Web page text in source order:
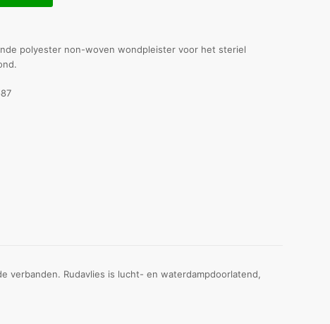
polyester non-woven wondpleister voor het steriel
verbanden. Rudavlies is lucht- en waterdampdoorlatend,